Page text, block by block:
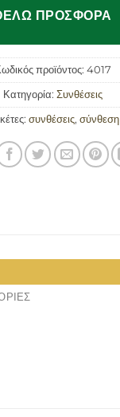
ΠΡΟΣΦΟΡΆ
προϊόντος: 4017
Κατηγορία: Συνθέσεις
συνθέσεις, σύνθεση